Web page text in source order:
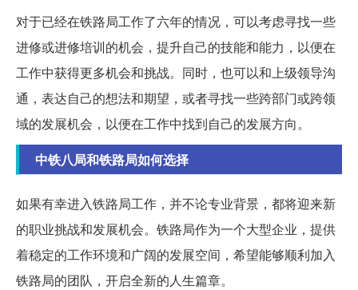
对于已经在铁路局工作了六年的情况，可以考虑寻找一些
进修或进修培训的机会，提升自己的技能和能力，以便在
工作中获得更多机会和挑战。同时，也可以和上级领导沟
通，表达自己的想法和期望，或者寻找一些跨部门或跨领
域的发展机会，以便在工作中找到自己的发展方向。
中铁八局和铁路局如何选择
如果有幸进入铁路局工作，并不论专业背景，都将迎来新
的职业挑战和发展机会。铁路局作为一个大型企业，提供
着稳定的工作环境和广阔的发展空间，希望能够顺利加入
铁路局的团队，开启全新的人生篇章。